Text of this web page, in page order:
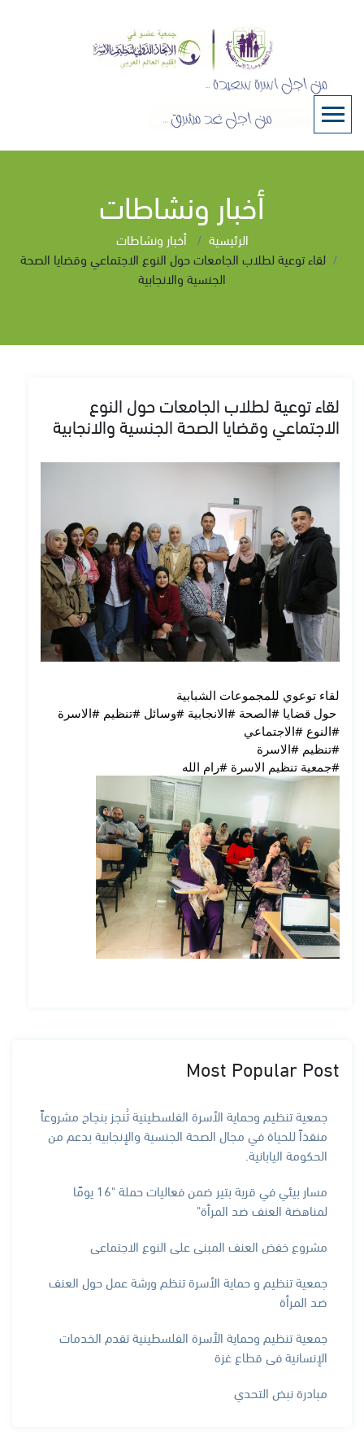
أخبار ونشاطات
الرئيسية
أخبار ونشاطات
لقاء توعية لطلاب الجامعات حول النوع الاجتماعي وقضايا الصحة
الجنسية والانجابية
لقاء توعية لطلاب الجامعات حول النوع
الاجتماعي وقضايا الصحة الجنسية والانجابية
لقاء توعوي للمجموعات الشبابية
حول قضايا #الصحة #الانجابية #وسائل #تنظيم #الاسرة
#النوع #الاجتماعي
#تنظيم #الاسرة
#جمعية تنظيم الاسرة #رام الله
Most Popular Post
جمعية تنظيم وحماية الأسرة الفلسطينية تُنجز بنجاح مشروعاً
منقذاً للحياة في مجال الصحة الجنسية والإنجابية بدعم من
الحكومة اليابانية.
مسار بيئي في قرية بتير ضمن فعاليات حملة "16 يومًا
لمناهضة العنف ضد المرأة"
مشروع خفض العنف المبني على النوع الاجتماعي
جمعية تنظيم و حماية الأسرة تنظم ورشة عمل حول العنف
ضد المرأة
جمعية تنظيم وحماية الأسرة الفلسطينية تقدم الخدمات
الإنسانية في قطاع غزة
مبادرة نبض التحدي